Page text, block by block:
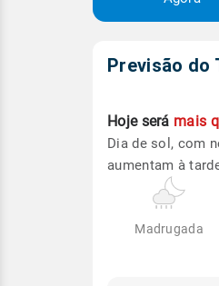
Previsão do
Hoje será mais
Dia de sol, com
aumentam à
Madrugada